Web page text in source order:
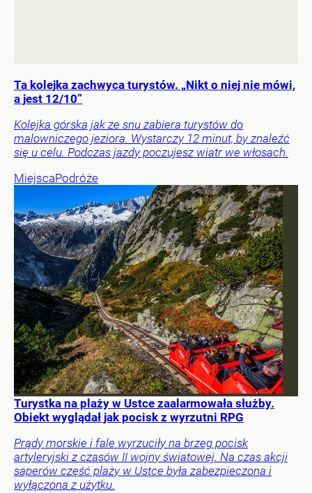
Ta kolejka zachwyca turystów. „Nikt o niej nie mówi,
a jest 12/10”
Kolejka górska jak ze snu zabiera turystów do
malowniczego jeziora. Wystarczy 12 minut, by znaleźć
się u celu. Podczas jazdy poczujesz wiatr we włosach.
MiejscaPodróże
Turystka na plaży w Ustce zaalarmowała służby.
Obiekt wyglądał jak pocisk z wyrzutni RPG
Prądy morskie i fale wyrzuciły na brzeg pocisk
artyleryjski z czasów II wojny światowej. Na czas akcji
saperów część plaży w Ustce była zabezpieczona i
wyłączona z użytku.